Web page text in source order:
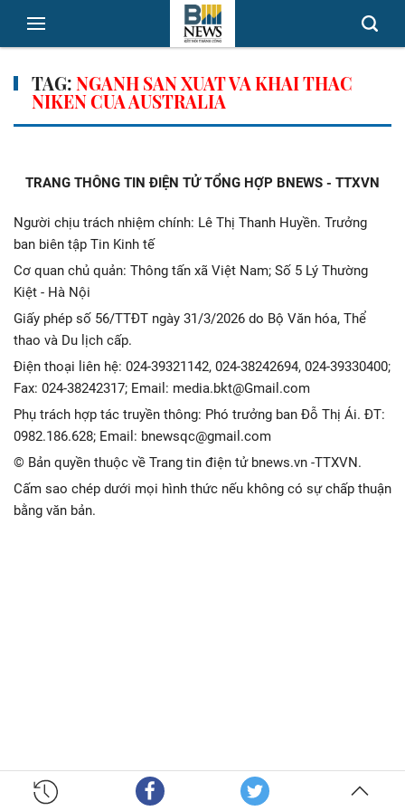
TAG:NGANH SAN XUAT VA KHAI THAC
NIKEN CUA AUSTRALIA
TRANG THÔNG TIN ĐIỆN TỬ TỔNG HỢP BNEWS - TTXVN
Người chịu trách nhiệm chính: Lê Thị Thanh Huyền. Trưởng
ban biên tập Tin Kinh tế
Cơ quan chủ quản: Thông tấn xã Việt Nam; Số 5 Lý Thường
Kiệt - Hà Nội
Giấy phép số 56/TTĐT ngày 31/3/2026 do Bộ Văn hóa, Thể
thao và Du lịch cấp.
Điện thoại liên hệ: 024-39321142, 024-38242694, 024-39330400;
Fax: 024-38242317; Email: media.bkt@Gmail.com
Phụ trách hợp tác truyền thông: Phó trưởng ban Đỗ Thị Ái. ĐT:
0982.186.628; Email: bnewsqc@gmail.com
© Bản quyền thuộc về Trang tin điện tử bnews.vn -TTXVN.
Cấm sao chép dưới mọi hình thức nếu không có sự chấp thuận
bằng văn bản.